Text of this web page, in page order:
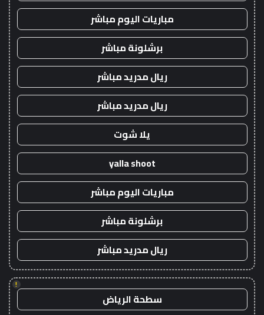
مباريات اليوم مباشر
برشلونة مباشر
ريال مدريد مباشر
ريال مدريد مباشر
يلا شوت
yalla shoot
مباريات اليوم مباشر
برشلونة مباشر
ريال مدريد مباشر
!
سطحة الرياض